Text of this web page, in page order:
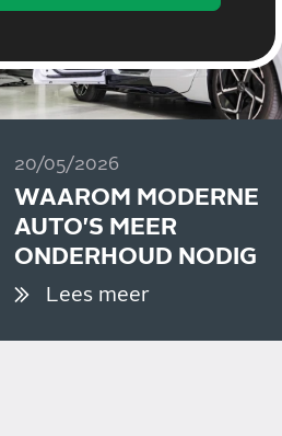
20/05/2026
WAAROM MODERNE
AUTO'S MEER
ONDERHOUD NODIG
HEBBEN DAN VROEGER
Lees meer